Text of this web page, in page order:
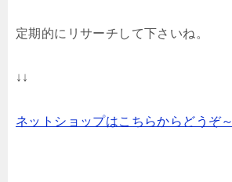
定期的にリサーチして下さいね。
↓↓
ネットショップはこちらからどうぞ～